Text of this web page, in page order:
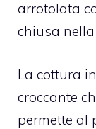
arrotolata
chiusa
La cottura
croccante
permette al